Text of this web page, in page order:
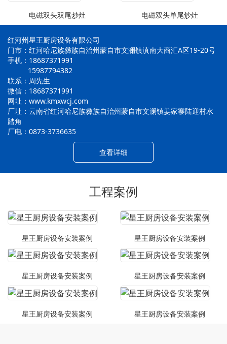
电磁双头双尾炒灶 电磁双头单尾炒灶
红河州星王厨房设备有限公司
门市：红河哈尼族彝族自治州蒙自市文澜镇滇南大商汇A区19-20号
手机：18687371991
15987794382
联系：周先生
微信：18687371991
网址：www.kmxwcj.com
厂址：云南省红河哈尼族彝族自治州蒙自市文澜镇姜家寨陆迎村水
踏角
厂电：0873-3736635
查看详细
工程案例
星王厨房设备安装案例 星王厨房设备安装案例
星王厨房设备安装案例 星王厨房设备安装案例
星王厨房设备安装案例 星王厨房设备安装案例